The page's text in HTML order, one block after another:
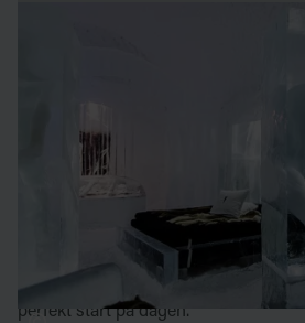
sängar för att ge bästa komfort.
varm expeditionssovsäck håller
Efter en god natts sömn kan du
och en skön dusch, antingen i din
eller i de gemensamma utrymmena
serveras också varm lingondricka på
perfekt start på dagen.